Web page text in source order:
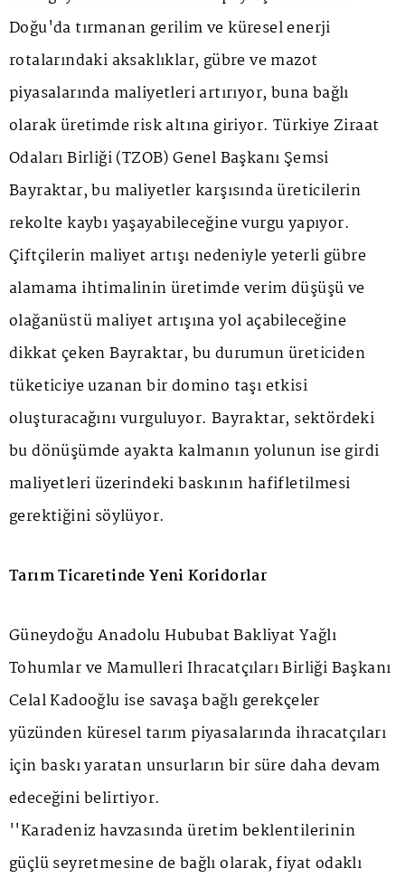
Doğu'da tırmanan gerilim ve küresel enerji
rotalarındaki aksaklıklar, gübre ve mazot
piyasalarında maliyetleri artırıyor, buna bağlı
olarak üretimde risk altına giriyor. Türkiye Ziraat
Odaları Birliği (TZOB) Genel Başkanı Şemsi
Bayraktar, bu maliyetler karşısında üreticilerin
rekolte kaybı yaşayabileceğine vurgu yapıyor.
Çiftçilerin maliyet artışı nedeniyle yeterli gübre
alamama ihtimalinin üretimde verim düşüşü ve
olağanüstü maliyet artışına yol açabileceğine
dikkat çeken Bayraktar, bu durumun üreticiden
tüketiciye uzanan bir domino taşı etkisi
oluşturacağını vurguluyor. Bayraktar, sektördeki
bu dönüşümde ayakta kalmanın yolunun ise girdi
maliyetleri üzerindeki baskının hafifletilmesi
gerektiğini söylüyor.
Tarım Ticaretinde Yeni Koridorlar
Güneydoğu Anadolu Hububat Bakliyat Yağlı
Tohumlar ve Mamulleri İhracatçıları Birliği Başkanı
Celal Kadooğlu ise savaşa bağlı gerekçeler
yüzünden küresel tarım piyasalarında ihracatçıları
için baskı yaratan unsurların bir süre daha devam
edeceğini belirtiyor.
''Karadeniz havzasında üretim beklentilerinin
güçlü seyretmesine de bağlı olarak, fiyat odaklı